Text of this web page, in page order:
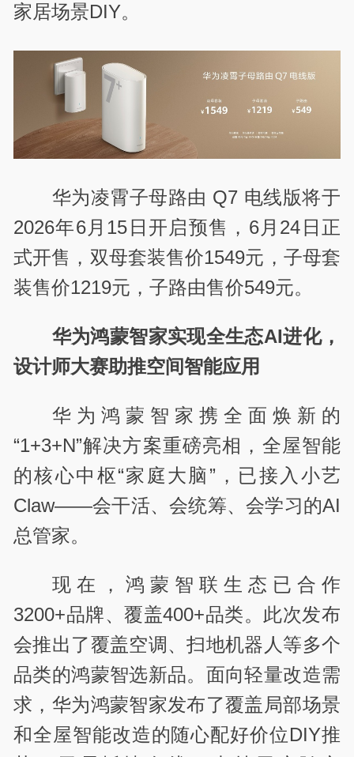
家居场景DIY。
华为凌霄子母路由 Q7 电线版将于
2026年6月15日开启预售，6月24日正
式开售，双母套装售价1549元，子母套
装售价1219元，子路由售价549元。
华为鸿蒙智家实现全生态AI进化，
设计师大赛助推空间智能应用
华为鸿蒙智家携全面焕新的
“1+3+N”解决方案重磅亮相，全屋智能
的核心中枢“家庭大脑”，已接入小艺
Claw——会干活、会统筹、会学习的AI
总管家。
现在，鸿蒙智联生态已合作
3200+品牌、覆盖400+品类。此次发布
会推出了覆盖空调、扫地机器人等多个
品类的鸿蒙智选新品。面向轻量改造需
求，华为鸿蒙智家发布了覆盖局部场景
和全屋智能改造的随心配好价位DIY推